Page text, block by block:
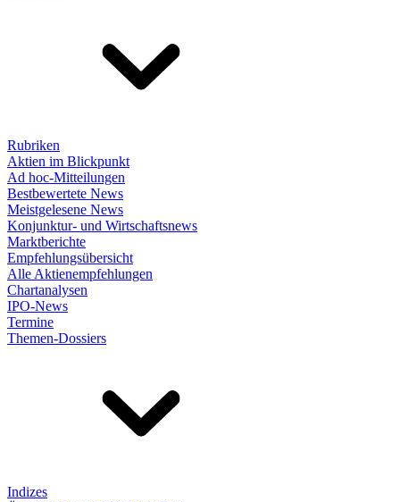
Rubriken
Aktien im Blickpunkt
Ad hoc-Mitteilungen
Bestbewertete News
Meistgelesene News
Konjunktur- und Wirtschaftsnews
Marktberichte
Empfehlungsübersicht
Alle Aktienempfehlungen
Chartanalysen
IPO-News
Termine
Themen-Dossiers
Indizes